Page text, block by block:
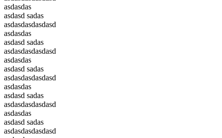
asdasdas
asdasd sadas
asdasdasdasdasd
asdasdas
asdasd sadas
asdasdasdasdasd
asdasdas
asdasd sadas
asdasdasdasdasd
asdasdas
asdasd sadas
asdasdasdasdasd
asdasdas
asdasd sadas
asdasdasdasdasd